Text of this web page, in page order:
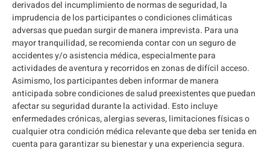
derivados del incumplimiento de normas de seguridad, la
imprudencia de los participantes o condiciones climáticas
adversas que puedan surgir de manera imprevista. Para una
mayor tranquilidad, se recomienda contar con un seguro de
accidentes y/o asistencia médica, especialmente para
actividades de aventura y recorridos en zonas de difícil acceso.
Asimismo, los participantes deben informar de manera
anticipada sobre condiciones de salud preexistentes que puedan
afectar su seguridad durante la actividad. Esto incluye
enfermedades crónicas, alergias severas, limitaciones físicas o
cualquier otra condición médica relevante que deba ser tenida en
cuenta para garantizar su bienestar y una experiencia segura.